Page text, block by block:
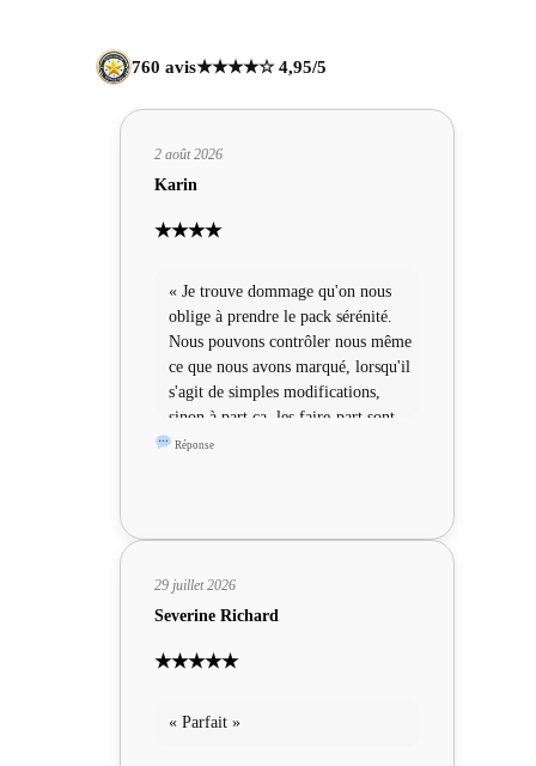
760 avis★★★★☆ 4,95/5
2 août 2026
Karin
★★★★
« Je trouve dommage qu'on nous
oblige à prendre le pack sérénité.
Nous pouvons contrôler nous même
ce que nous avons marqué, lorsqu'il
s'agit de simples modifications,
sinon à part ça, les faire-part sont
sympas »
Réponse
29 juillet 2026
Severine Richard
★★★★★
« Parfait »